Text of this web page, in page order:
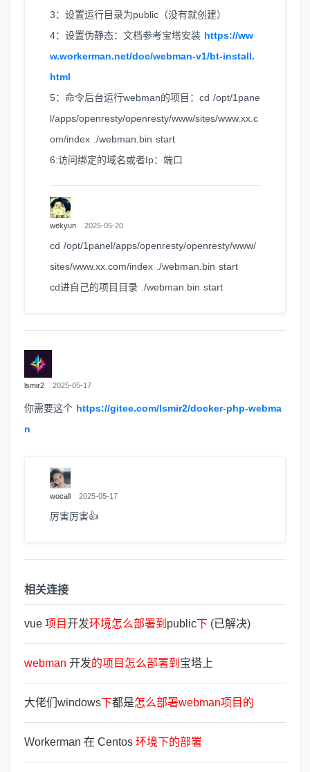
3：设置运行目录为public（没有就创建）
4：设置伪静态：文档参考宝塔安装 https://ww
w.workerman.net/doc/webman-v1/bt-install.
html
5：命令后台运行webman的项目：cd /opt/1pane
l/apps/openresty/openresty/www/sites/www.xx.c
om/index ./webman.bin start
6:访问绑定的域名或者Ip：端口
wekyun 2025-05-20
cd /opt/1panel/apps/openresty/openresty/www/
sites/www.xx.com/index ./webman.bin start
cd进自己的项目目录 ./webman.bin start
lsmir2 2025-05-17
你需要这个 https://gitee.com/lsmir2/docker-php-webma
n
wocall 2025-05-17
厉害厉害👍
相关连接
vue 项 目开发环境怎么部署到 public下 (已解决)
webman 开发的项 目 怎么部署到 宝塔上
大佬们windows下都是怎么部署webman项 目 的
Workerman 在 Centos 环境下的部署